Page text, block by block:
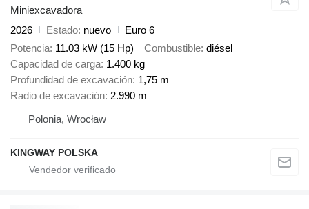
Miniexcavadora
2026
Estado nuevo
Euro 6
Potencia 11.03 kW (15 Hp) Combustible diésel
Capacidad de carga 1.400 kg
Profundidad de excavación 1,75 m
Radio de excavación 2.990 m
Polonia, Wrocław
KINGWAY POLSKA